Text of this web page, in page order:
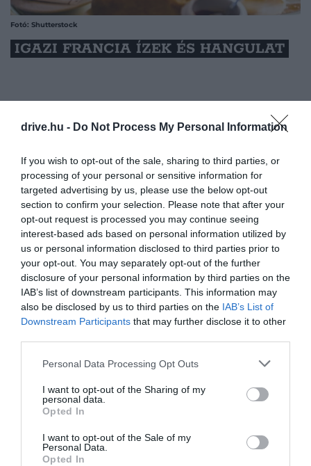
drive.hu - Do Not Process My Personal Information
If you wish to opt-out of the sale, sharing to third parties, or
processing of your personal or sensitive information for
targeted advertising by us, please use the below opt-out
section to confirm your selection. Please note that after your
opt-out request is processed you may continue seeing
interest-based ads based on personal information utilized by
us or personal information disclosed to third parties prior to
your opt-out. You may separately opt-out of the further
disclosure of your personal information by third parties on the
IAB’s list of downstream participants. This information may
also be disclosed by us to third parties on the IAB’s List of
Downstream Participants that may further disclose it to other
Please note that this website/app uses one or more Google
not limited to your visit or usage behaviour. You may click to
grant or deny consent to Google and its third-party tags to
use your data for below specified purposes in below Google
consent section.
Personal Data Processing Opt Outs
I want to opt-out of the Sharing of my
personal data.
Opted In
I want to opt-out of the Sale of my
Personal Data.
Opted In
Fotó: Shutterstock
IGAZI FRANCIA ÍZEK ÉS HANGULAT
Clement-láncéttermeiben elérhető áron
merülhetünk el a tradicionális francia fogásokban,